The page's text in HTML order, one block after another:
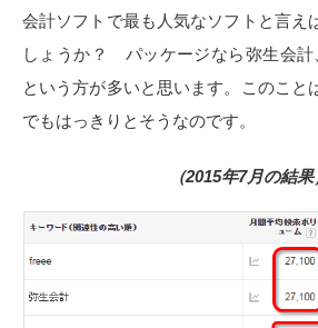
会計ソフトで最も人気なソフトと言え
しょうか？ パッケージなら弥生会計
という方が多いと思います。このこと
でもはっきりとそうなのです。
（2015年7月の結果